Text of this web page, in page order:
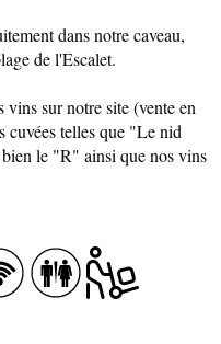
dans notre caveau,
de l'Escalet.
vins sur notre site (vente en
cuvées telles que "Le nid
le "R" ainsi que nos vins